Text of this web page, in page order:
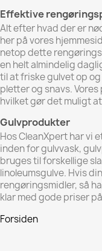
Effektive
Alt efter hvad der er
her på vores
netop dette
en helt almindelig
til at friske gulvet op
pletter og snavs.
hvilket gør det muligt
Gulvprodukter
Hos CleanXpert har vi
inden forgulvvask,
bruges til forskellige
linoleumsgulve. Hvis
rengøringsmidler, så
klar med gode priser
Forsiden